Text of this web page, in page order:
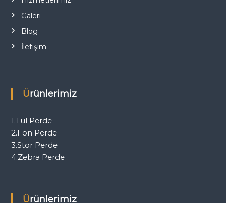
Galeri
Blog
İletişim
Ürünlerimiz
1.Tül Perde
2.Fon Perde
3.Stor Perde
4.Zebra Perde
Ürünlerimiz